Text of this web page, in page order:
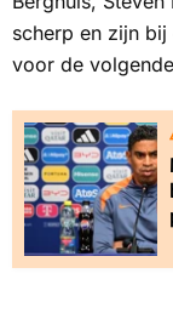
scherp en zijn
voor de